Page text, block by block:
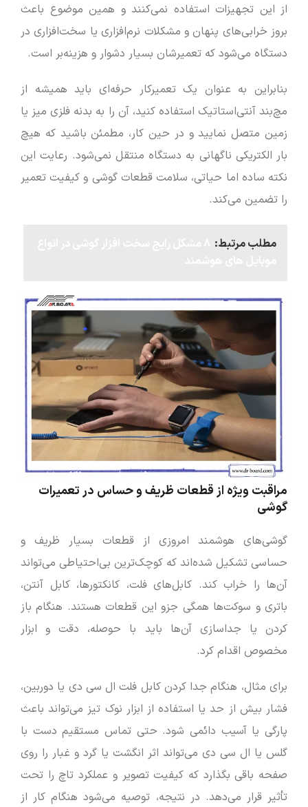
از این تجهیزات استفاده نمی‌کنند و همین موضوع باعث
بروز خرابی‌های پنهان و مشکلات نرم‌افزاری یا سخت‌افزاری در
دستگاه می‌شود که تعمیرشان بسیار دشوار و هزینه‌بر است.
بنابراین به عنوان یک تعمیرکار حرفه‌ای باید همیشه از
مچ‌بند آنتی‌استاتیک استفاده کنید، آن را به بدنه فلزی میز یا
زمین متصل نمایید و در حین کار، مطمئن باشید که هیچ
بار الکتریکی ناگهانی به دستگاه منتقل نمی‌شود. رعایت این
نکته ساده اما حیاتی، سلامت قطعات گوشی و کیفیت تعمیر
را تضمین می‌کند.
مطلب مرتبط:
مراقبت ویژه از قطعات ظریف و حساس در تعمیرات
گوشی
گوشی‌های هوشمند امروزی از قطعات بسیار ظریف و
حساسی تشکیل شده‌اند که کوچک‌ترین بی‌احتیاطی می‌تواند
آن‌ها را خراب کند. کابل‌های فلت، کانکتورها، کابل آنتن،
باتری و سوکت‌ها همگی جزو این قطعات هستند. هنگام باز
کردن یا جداسازی آن‌ها باید با حوصله، دقت و ابزار
مخصوص اقدام کرد.
برای مثال، هنگام جدا کردن کابل فلت ال سی دی یا دوربین،
فشار بیش از حد یا استفاده از ابزار نوک تیز می‌تواند باعث
پارگی یا آسیب دائمی شود. حتی تماس مستقیم دست با
گلس یا ال سی دی می‌تواند اثر انگشت یا گرد و غبار را روی
صفحه باقی بگذارد که کیفیت تصویر و عملکرد تاچ را تحت
تأثیر قرار می‌دهد. در نتیجه، توصیه می‌شود هنگام کار از